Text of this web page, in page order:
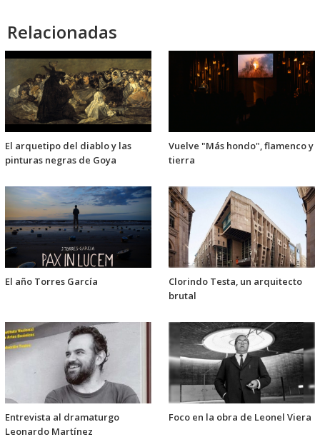
Relacionadas
El arquetipo del diablo y las
pinturas negras de Goya
Vuelve "Más hondo", flamenco y
tierra
El año Torres García
Clorindo Testa, un arquitecto
brutal
Entrevista al dramaturgo
Leonardo Martínez
Foco en la obra de Leonel Viera